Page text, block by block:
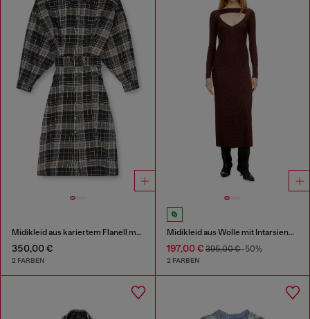
Midikleid aus kariertem Flanell mit breitem Gürtel
350,00 €
2 FARBEN
Midikleid aus Wolle mit Intarsienmuster
197,00 €395,00 €-50%
2 FARBEN